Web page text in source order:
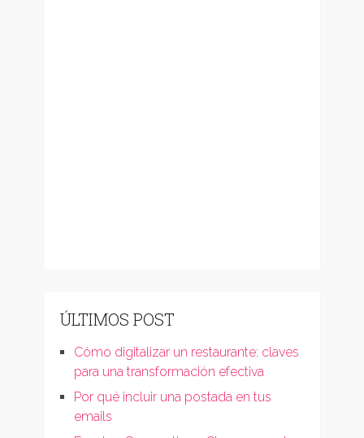
ÚLTIMOS POST
Cómo digitalizar un restaurante: claves
para una transformación efectiva
Por qué incluir una postada en tus
emails